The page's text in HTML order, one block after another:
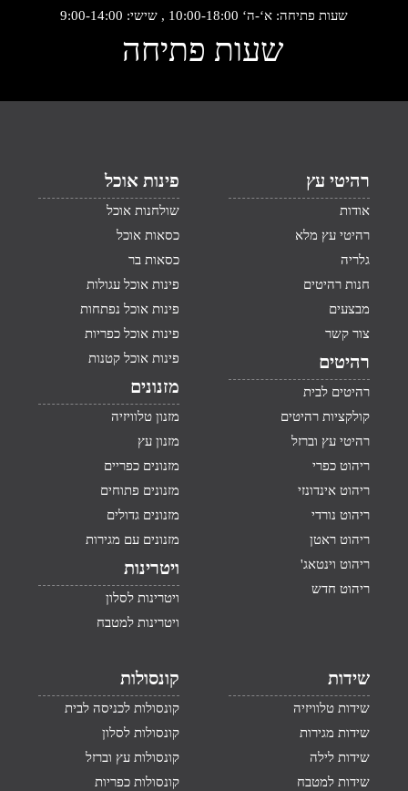
שעות פתיחה: א‘-ה‘ 10:00-18:00 , שישי: 9:00-14:00
שעות פתיחה
רהיטי עץ
אודות
רהיטי עץ מלא
גלריה
חנות רהיטים
מבצעים
צור קשר
רהיטים
רהיטים לבית
קולקציות רהיטים
רהיטי עץ וברזל
ריהוט כפרי
ריהוט אינדונזי
ריהוט נורדי
ריהוט ראטן
ריהוט וינטאג'
ריהוט חדש
פינות אוכל
שולחנות אוכל
כסאות אוכל
כסאות בר
פינות אוכל עגולות
פינות אוכל נפתחות
פינות אוכל כפריות
פינות אוכל קטנות
מזנונים
מזנון טלוויזיה
מזנון עץ
מזנונים כפריים
מזנונים פתוחים
מזנונים גדולים
מזנונים עם מגירות
ויטרינות
ויטרינות לסלון
ויטרינות למטבח
שידות
שידות טלוויזיה
שידות מגירות
שידות לילה
שידות למטבח
קונסולות
קונסולות לכניסה לבית
קונסולות לסלון
קונסולות עץ וברזל
קונסולות כפריות